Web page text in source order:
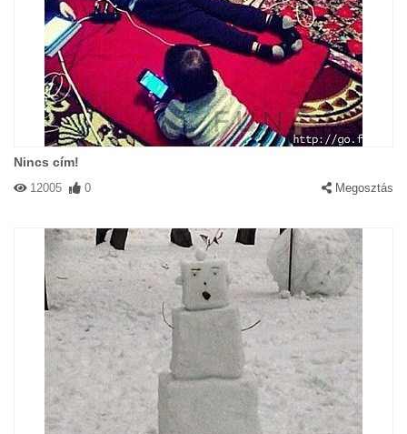
Nincs cím!
12005 0 Megosztás